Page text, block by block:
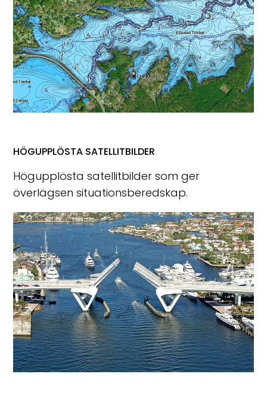
HÖGUPPLÖSTA SATELLITBILDER
Högupplösta satellitbilder som ger
överlägsen situationsberedskap.